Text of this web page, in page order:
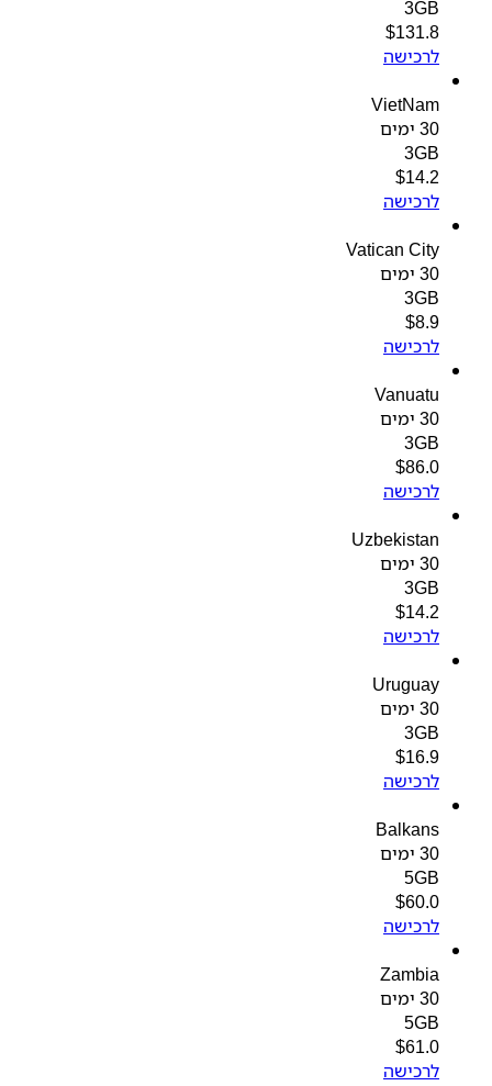
3GB
$131.8
לרכישה
VietNam
3GB
$14.2
לרכישה
Vatican City
3GB
$
לרכישה
Vanuatu
3GB
$86.0
לרכישה
Uzbekistan
3GB
$14.2
לרכישה
Uruguay
3GB
$16.9
לרכישה
Balkans
5GB
$60.0
לרכישה
Zambia
5GB
$61.0
לרכישה